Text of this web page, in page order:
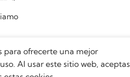
Servicomp © 2022
para ofrecerte una mejor
Al usar este sitio web, aceptas